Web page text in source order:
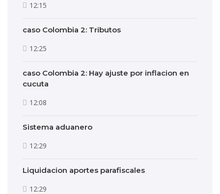
12:15
caso Colombia 2: Tributos
12:25
caso Colombia 2: Hay ajuste por inflacion en
cucuta
12:08
Sistema aduanero
12:29
Liquidacion aportes parafiscales
12:29